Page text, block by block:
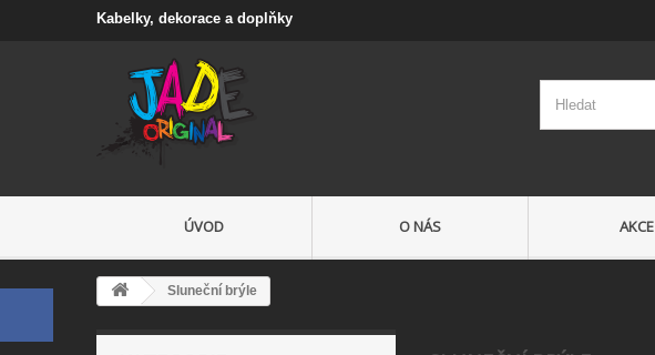
Kabelky, dekorace a doplňky
ÚVOD O NÁS AKCE
Sluneční brýle